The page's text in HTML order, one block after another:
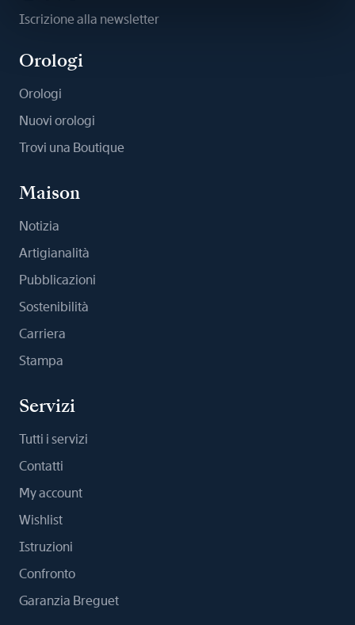
Iscrizione alla newsletter
Orologi
Orologi
Nuovi orologi
Trovi una Boutique
Maison
Notizia
Artigianalità
Pubblicazioni
Sostenibilità
Carriera
Stampa
Servizi
Tutti i servizi
Contatti
My account
Wishlist
Istruzioni
Confronto
Garanzia Breguet